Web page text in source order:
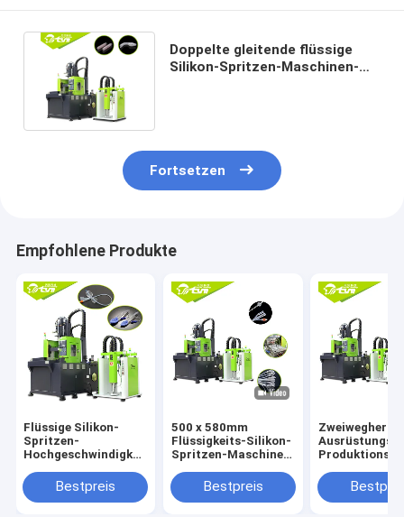
Doppelte gleitende flüssige
Silikon-Spritzen-Maschinen-
Fortsetzen
Empfohlene Produkte
Flüssige Silikon-
Spritzen-
Hochgeschwindigkeitsmaschine
medizinischen
Teile/nicht giftig
Bestpreis
500 x 580mm
Flüssigkeits-Silikon-
Spritzen-Maschine
Katheter-
Ausrüstung
Bestpreis
Ausrüstungs-
Produktions-
des katheter-